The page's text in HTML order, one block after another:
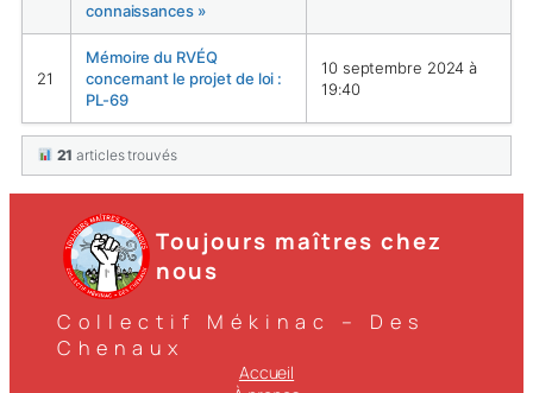
connaissances »
21
Mémoire du RVÉQ
concernant le projet de loi :
PL-69
10 septembre 2024 à
19:40
21 articles trouvés
Toujours maîtres chez
nous
Collectif Mékinac – Des
Chenaux
Accueil